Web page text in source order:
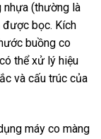
(thường là
được bọc. Kích
buồng co
thể xử lý hiệu
và cấu trúc của
máy co màng